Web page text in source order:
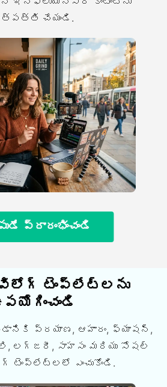
చేయండి.
ప్రారంభించండి
టెంప్లేట్లను
ప్రయాణ, ఆహారం, ఫ్యాషన్,
లగ్జరీ, సాహసం మరియు సోషల్
ఎంచుకోండి.